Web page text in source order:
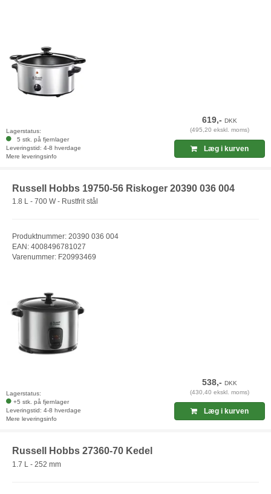
Lagerstatus:
5 stk. på fjernlager
Leveringstid: 4-8 hverdage
Mere leveringsinfo
619,-DKK
(495,20 ekskl. moms)
Læg i kurven
Russell Hobbs 19750-56 Riskoger 20390 036 004
1.8 L - 700 W - Rustfrit stål
Produktnummer: 20390 036 004
EAN: 4008496781027
Varenummer: F20993469
Lagerstatus:
+5 stk. på fjernlager
Leveringstid: 4-8 hverdage
Mere leveringsinfo
538,-DKK
(430,40 ekskl. moms)
Læg i kurven
Russell Hobbs 27360-70 Kedel
1.7 L - 252 mm